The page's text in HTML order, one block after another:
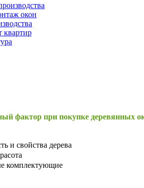
окон
квартир
фактор при покупке деревянных
и свойства дерева
комплектующие